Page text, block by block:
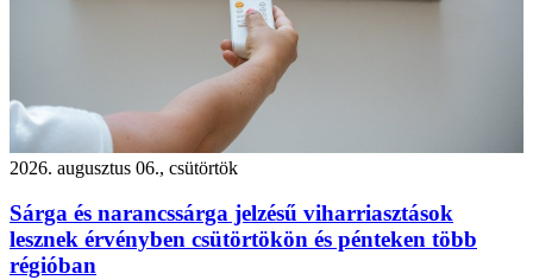
2026. augusztus 06., csütörtök
Sárga és narancssárga jelzésű viharriasztások
lesznek érvényben csütörtökön és pénteken több
régióban